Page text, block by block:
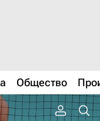
Общество